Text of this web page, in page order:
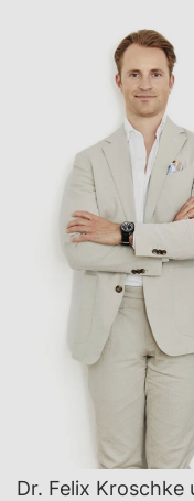
Dr. Felix Kroschke